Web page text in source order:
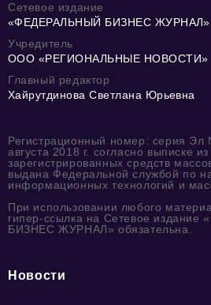
Сетевое издание
«ФЕДЕРАЛЬНЫЙ БИЗНЕС ЖУРНАЛ»
Учредитель
ООО «РЕГИОНАЛЬНЫЕ НОВОСТИ»
Главный редактор
Хайрутдинова Светлана Юрьевна
Регистрационный номер: серия
августа 2018 г. согласно выписке
зарегистрированных средств
выдана Федеральной службой по
информационных технологий и
При использовании любого
гипер-ссылка на Сетевое
БИЗНЕС ЖУРНАЛ» обязательна.
Новости